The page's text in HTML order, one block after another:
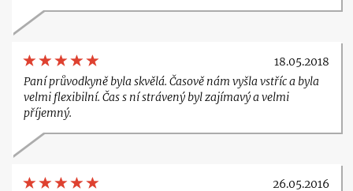
18.05.2018
Paní průvodkyně byla skvělá. Časově nám vyšla vstříc a byla
velmi flexibilní. Čas s ní strávený byl zajímavý a velmi
příjemný.
26.05.2016